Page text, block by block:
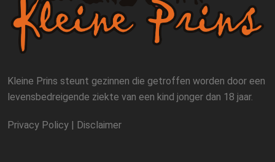
Kleine Prins steunt gezinnen die getroffen worden door een
levensbedreigende ziekte van een kind jonger dan 18 jaar.
Privacy Policy | Disclaimer